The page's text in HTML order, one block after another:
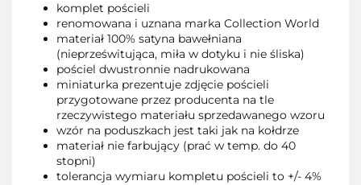
komplet pościeli
renomowana i uznana marka Collection World
materiał 100% satyna bawełniana
(nieprześwitująca, miła w dotyku i nie śliska)
pościel dwustronnie nadrukowana
miniaturka prezentuje zdjęcie pościeli
przygotowane przez producenta na tle
rzeczywistego materiału sprzedawanego wzoru
wzór na poduszkach jest taki jak na kołdrze
materiał nie farbujący (prać w temp. do 40
stopni)
tolerancja wymiaru kompletu pościeli to +/- 4%